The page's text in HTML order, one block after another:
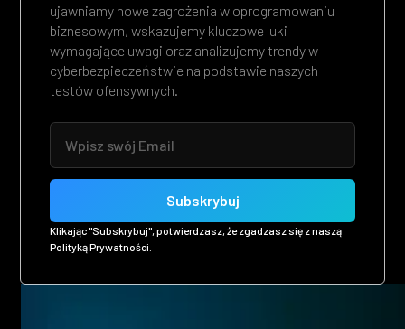
ujawniamy nowe zagrożenia w oprogramowaniu
biznesowym, wskazujemy kluczowe luki
wymagające uwagi oraz analizujemy trendy w
cyberbezpieczeństwie na podstawie naszych
testów ofensywnych.
Klikając "Subskrybuj", potwierdzasz, że zgadzasz się z naszą
Polityką Prywatności.